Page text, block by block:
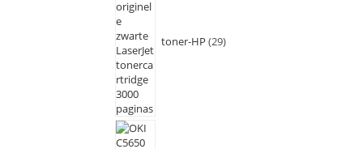
toner-HP 29